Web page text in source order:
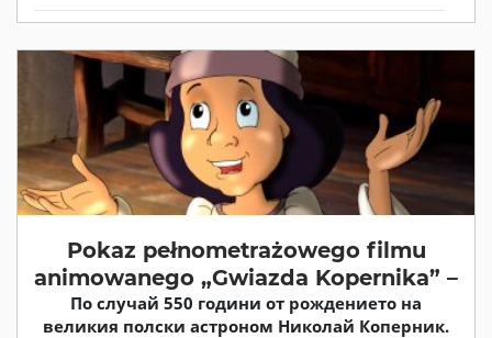
Pokaz pełnometrażowego filmu
animowanego „Gwiazda Kopernika” –
По случай 550 години от рождението на
великия полски астроном Николай Коперник.